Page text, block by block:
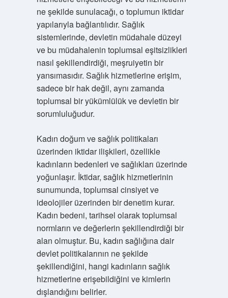
ne şekilde sunulacağı, o toplumun iktidar
yapılarıyla bağlantılıdır. Sağlık
sistemlerinde, devletin müdahale düzeyi
ve bu müdahalenin toplumsal eşitsizlikleri
nasıl şekillendirdiği, meşruiyetin bir
yansımasıdır. Sağlık hizmetlerine erişim,
sadece bir hak değil, aynı zamanda
toplumsal bir yükümlülük ve devletin bir
sorumluluğudur.
Kadın doğum ve sağlık politikaları
üzerinden iktidar ilişkileri, özellikle
kadınların bedenleri ve sağlıkları üzerinde
yoğunlaşır. İktidar, sağlık hizmetlerinin
sunumunda, toplumsal cinsiyet ve
ideolojiler üzerinden bir denetim kurar.
Kadın bedeni, tarihsel olarak toplumsal
normların ve değerlerin şekillendirdiği bir
alan olmuştur. Bu, kadın sağlığına dair
devlet politikalarının ne şekilde
şekillendiğini, hangi kadınların sağlık
hizmetlerine erişebildiğini ve kimlerin
dışlandığını belirler.